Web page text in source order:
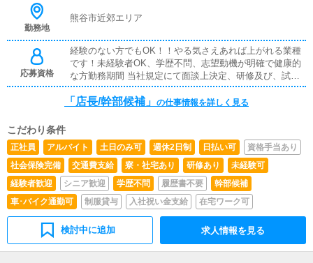
勤務地
熊谷市近郊エリア
応募資格
経験のない方でもOK！！やる気さえあれば上がれる業種
です！未経験者OK、学歴不問、志望動機が明確で健康的
な方勤務期間 当社規定にて面談上決定、研修及び、試用
期間最高で2か月まで。当社は年功序列ではなく、能力と
あなたの頑張り次第で昇給・昇格又は独立開業やグループ
「店長/幹部候補」 の仕事情報を詳しく見る
こだわり条件
正社員 アルバイト 土日のみ可 週休2日制 日払い可
資格手当あり
社会保険完備
交通費支給 寮・社宅あり 研修あり
未経験可
経験者歓迎
シニア歓迎 学歴不問 履歴書不要
幹部候補
車･バイク通勤可
制服貸与 入社祝い金支給 在宅ワーク可
検討中に追加 求人情報を見る